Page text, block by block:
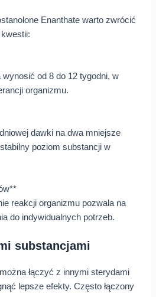
Enanthate warto zwrócić
wynosić od 8 do 12 tygodni, w
organizmu.
dawki na dwa mniejsze
poziom substancji w
reakcji organizmu pozwala na
do indywidualnych potrzeb.
substancjami
łączyć z innymi sterydami
lepsze efekty. Często łączony